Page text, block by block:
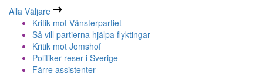
Alla Väljare
Kritik mot Vänsterpartiet
Så vill partierna hjälpa flyktingar
Kritik mot Jomshof
Politiker reser i Sverige
Färre assistenter